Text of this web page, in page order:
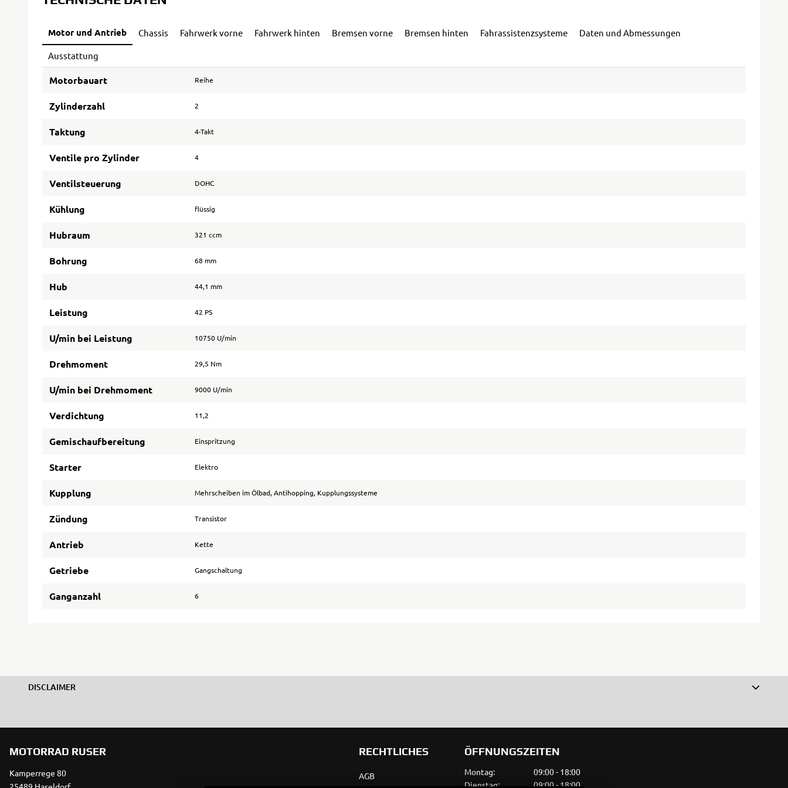
Motor und Antrieb Chassis Fahrwerk vorne Fahrwerk hinten Bremsen vorne Bremsen hinten Fahrassistenzsysteme Daten und Abmessungen
Ausstattung
Motorbauart Reihe
Zylinderzahl 2
Taktung 4-Takt
Ventile pro Zylinder 4
Ventilsteuerung DOHC
Kühlung flüssig
Hubraum 321 ccm
Bohrung 68 mm
Hub 44,1 mm
Leistung 42 PS
U/min bei Leistung 10750 U/min
Drehmoment 29,5 Nm
U/min bei Drehmoment 9000 U/min
Verdichtung 11,2
Gemischaufbereitung Einspritzung
Starter Elektro
Kupplung Mehrscheiben im Ölbad, Antihopping, Kupplungssysteme
Zündung Transistor
Antrieb Kette
Getriebe Gangschaltung
Ganganzahl 6
DISCLAIMER
MOTORRAD RUSER
Kamperrege 80
RECHTLICHES
AGB
ÖFFNUNGSZEITEN
Montag:
09:00 - 18:00
Dienstag:
09:00 - 18:00